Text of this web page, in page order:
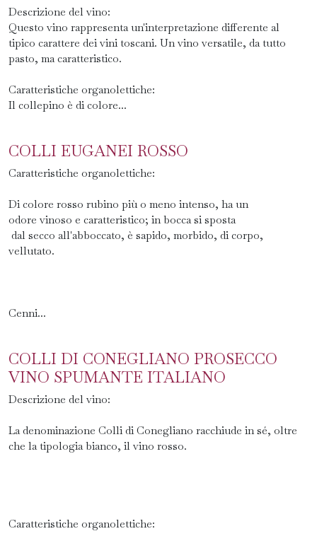
Descrizione del vino:
Questo vino rappresenta un'interpretazione differente al
tipico carattere dei vini toscani. Un vino versatile, da tutto
pasto, ma caratteristico.
Caratteristiche organolettiche:
Il collepino è di colore...
COLLI EUGANEI ROSSO
Caratteristiche organolettiche:
Di colore rosso rubino più o meno intenso, ha un
odore vinoso e caratteristico; in bocca si sposta
dal secco all'abboccato, è sapido, morbido, di corpo,
vellutato.
Cenni...
COLLI DI CONEGLIANO PROSECCO
VINO SPUMANTE ITALIANO
Descrizione del vino:
La denominazione Colli di Conegliano racchiude in sé, oltre
che la tipologia bianco, il vino rosso.
Caratteristiche organolettiche: